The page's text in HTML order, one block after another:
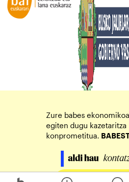
Zure babes
egiten dugu kazetaritza
konprometitua.